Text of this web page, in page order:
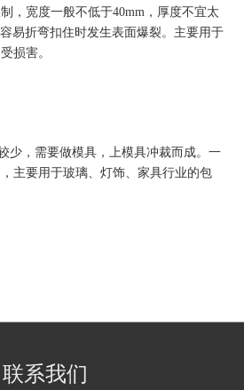
，宽度一般不低于40mm，厚度不宜太
易折弯扣住时发生表面爆裂。主要用于
损害。
少，需要做模具，上模具冲裁而成。一
主要用于玻璃、灯饰、家具行业的包
联系我们